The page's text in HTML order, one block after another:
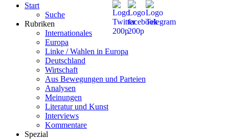
Start
Suche
Rubriken
Internationales
Europa
Linke / Wahlen in Europa
Deutschland
Wirtschaft
Aus Bewegungen und Parteien
Analysen
Meinungen
Literatur und Kunst
Interviews
Kommentare
Spezial